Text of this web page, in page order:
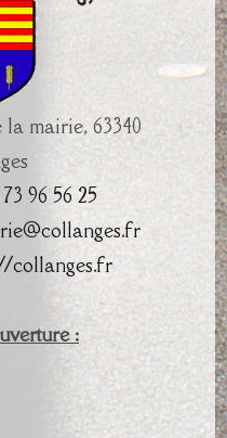
mairie, 63340
96 56 25
collanges.fr
: